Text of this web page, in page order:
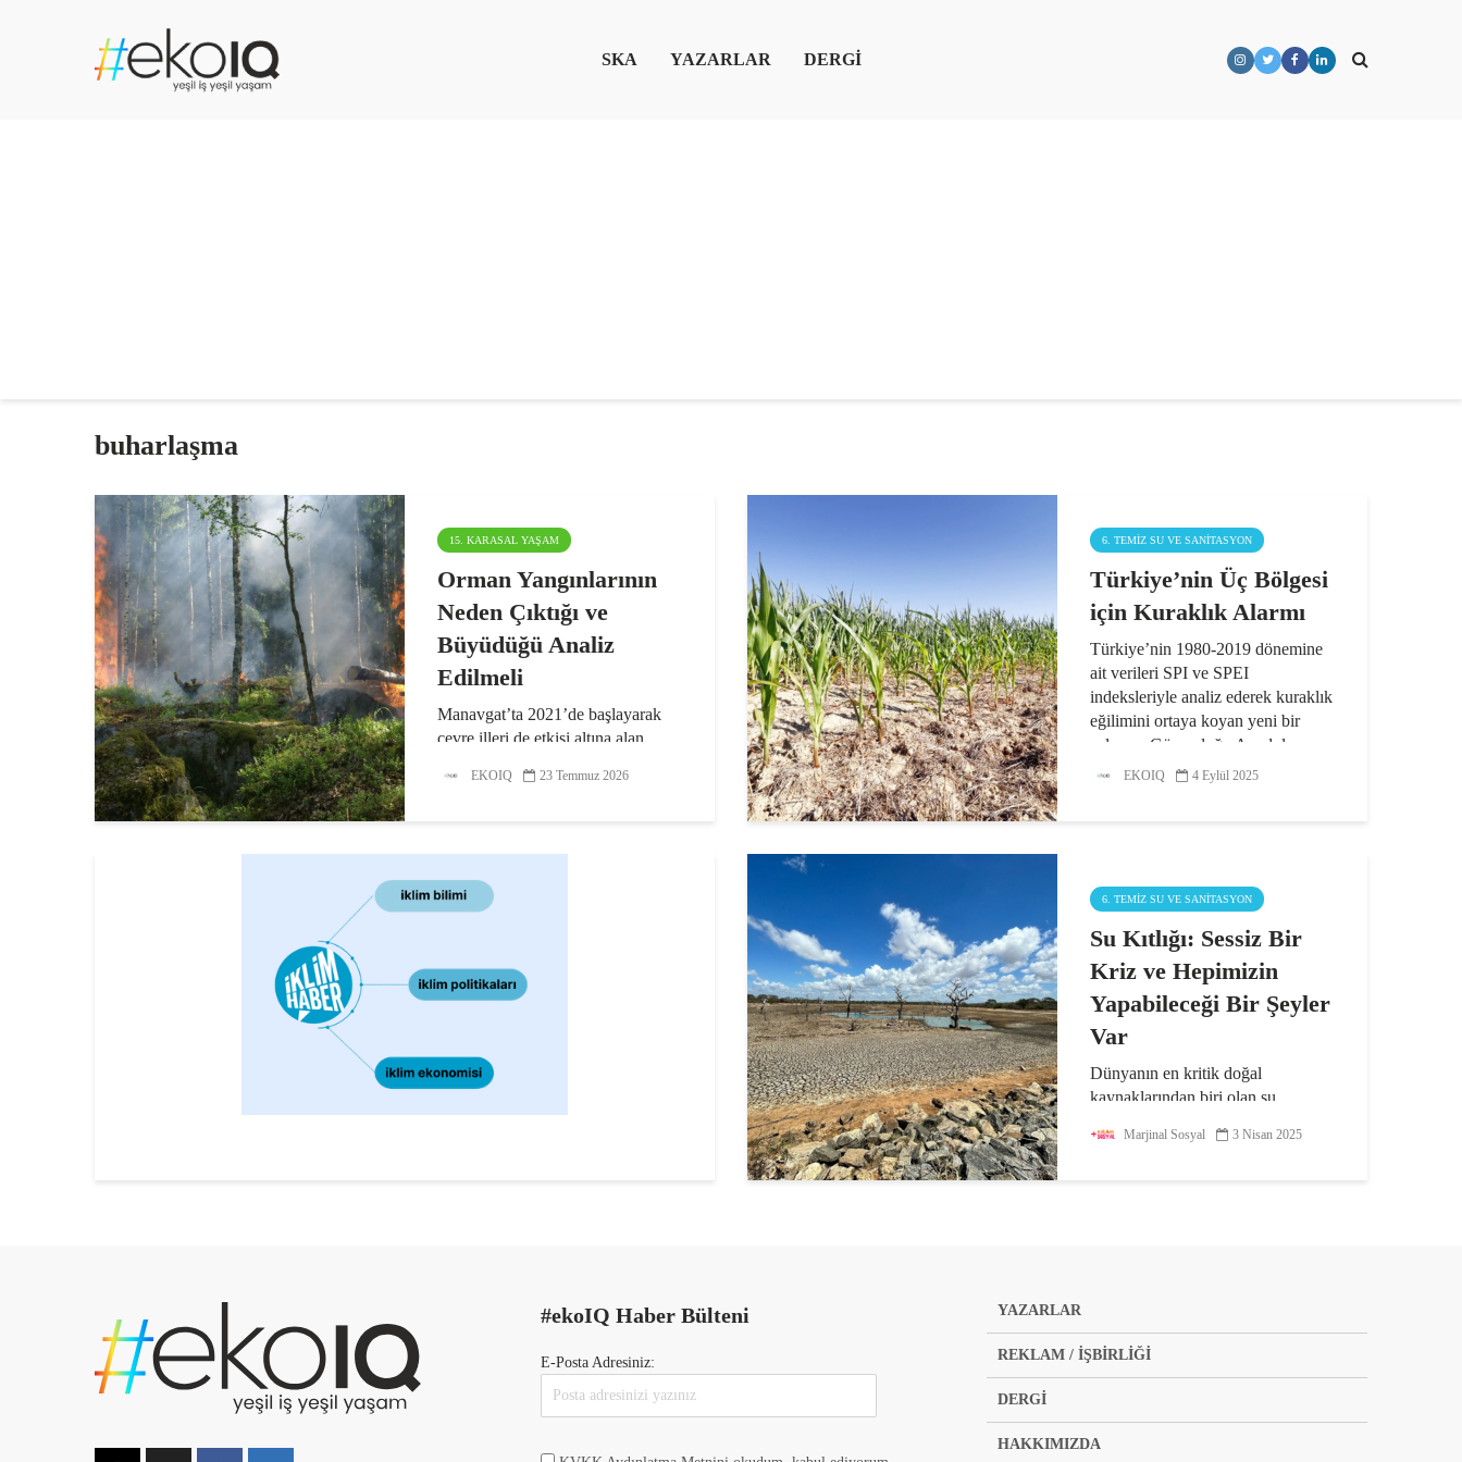
SKA YAZARLAR DERGİ
buharlaşma
15. KARASAL YAŞAM
Orman Yangınlarının
Neden Çıktığı ve
Büyüdüğü Analiz
Edilmeli
Manavgat’ta 2021’de başlayarak
çevre illeri de etkisi altına alan
yangınlar konusunda hazırlıksız
“Orman Genel Müdürlüğü...
EKOIQ 23 Temmuz 2026
6. TEMIZ SU VE SANITASYON
Türkiye’nin Üç Bölgesi
için Kuraklık Alarmı
Türkiye’nin 1980-2019 dönemine
ait verileri SPI ve SPEI
indeksleriyle analiz ederek kuraklık
eğilimini ortaya koyan yeni bir
çalışma; Güneydoğu Anadolu,
Doğu Anadolu ve İç Anadolu
EKOIQ 4 Eylül 2025
6. TEMIZ SU VE SANITASYON
Su Kıtlığı: Sessiz Bir
Kriz ve Hepimizin
Yapabileceği Bir Şeyler
Var
Dünyanın en kritik doğal
kaynaklarından biri olan su,
Günlük hayatımızda çoğu zaman
Marjinal Sosyal 3 Nisan 2025
#ekoIQ Haber Bülteni
E-Posta Adresiniz:
YAZARLAR
REKLAM / İŞBİRLİĞİ
DERGİ
HAKKIMIZDA